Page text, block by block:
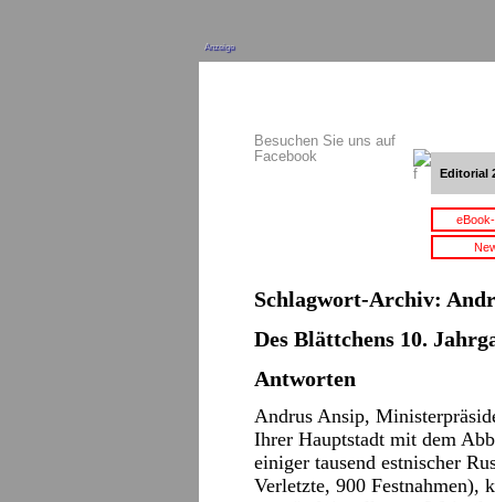
Anzeige
Besuchen Sie uns auf
Facebook
Editorial
Schlagwort-Archiv:
Des Blättchens 10.
Antworten
Andrus Ansip,
Ihrer Hauptstadt mit dem
einiger tausend estnischer
Verletzte, 900 Festnahmen),